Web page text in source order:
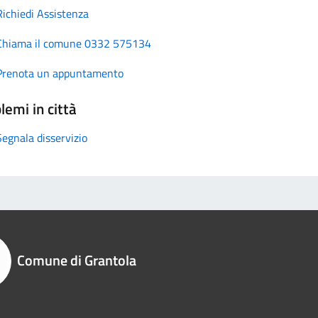
Assistenza
il comune 0332 575134
un appuntamento
in città
disservizio
Comune di Grantola